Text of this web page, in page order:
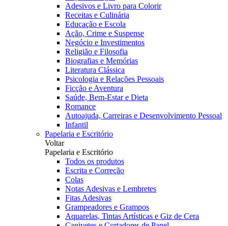
Adesivos e Livro para Colorir
Receitas e Culinária
Educação e Escola
Ação, Crime e Suspense
Negócio e Investimentos
Religião e Filosofia
Biografias e Memórias
Literatura Clássica
Psicologia e Relações Pessoais
Ficção e Aventura
Saúde, Bem-Estar e Dieta
Romance
Autoajuda, Carreiras e Desenvolvimento Pessoal
Infantil
Papelaria e Escritório
Voltar
Papelaria e Escritório
Todos os produtos
Escrita e Correção
Colas
Notas Adesivas e Lembretes
Fitas Adesivas
Grampeadores e Grampos
Aquarelas, Tintas Artísticas e Giz de Cera